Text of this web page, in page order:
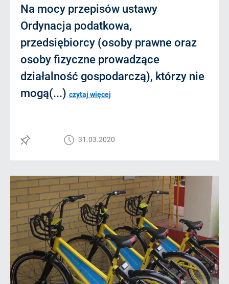
Na mocy przepisów ustawy
Ordynacja podatkowa,
przedsiębiorcy (osoby prawne oraz
osoby fizyczne prowadzące
działalność gospodarczą), którzy nie
mogą(...) czytaj więcej
31.03.2020